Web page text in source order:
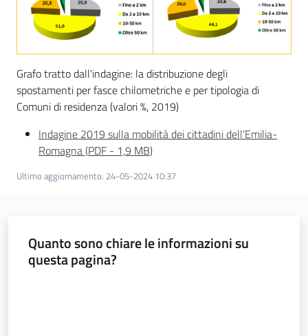
Grafo tratto dall'indagine: la distribuzione degli
spostamenti per fasce chilometriche e per tipologia di
Comuni di residenza (valori %, 2019)
Indagine 2019 sulla mobilità dei cittadini dell’Emilia-
Romagna(PDF - 1,9 MB)
Ultimo aggiornamento: 24-05-2024 10:37
Quanto sono chiare le informazioni su
questa pagina?